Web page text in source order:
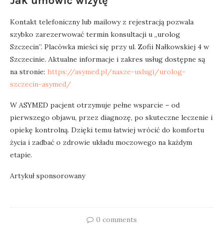
Kontakt telefoniczny lub mailowy z rejestracją pozwala
szybko zarezerwować termin konsultacji u „urolog
Szczecin”. Placówka mieści się przy ul. Zofii Nałkowskiej 4 w
Szczecinie. Aktualne informacje i zakres usług dostępne są
na stronie: https://asymed.pl/nasze-uslugi/urolog-
szczecin-asymed/
W ASYMED pacjent otrzymuje pełne wsparcie – od
pierwszego objawu, przez diagnozę, po skuteczne leczenie i
opiekę kontrolną. Dzięki temu łatwiej wrócić do komfortu
życia i zadbać o zdrowie układu moczowego na każdym
etapie.
Artykuł sponsorowany
0 comments